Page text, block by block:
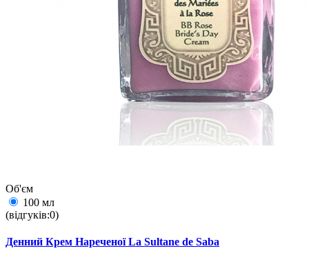
Об'єм
100 мл
(відгуків:0)
Денний Крем Нареченої La Sultane de Saba